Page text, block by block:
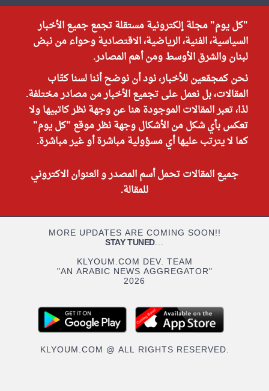
"كل يوم" مجلة إلكترونية مستقلة تجمع جميع الأخبار
السياسية، الفنية، الرياضية، الاقتصادية وحواء من نبض
لبنان والشرق الأوسط ومن أهم المصادر.
نحن كمجمّعين للأخبار، نود أن نوضح أننا لسنا كتّاب
المقالات، بل نعمل على تجميع الأخبار من مصادر مختلفة.
لذا، تعبر المقالات الموجودة هنا عن وجهة نظر كاتبيها ولا
تعكس بأي شكل من الأشكال وجهة نظر موقع "كل يوم"
كما لا يترتب عليها أي مسؤولية مباشرة أو غير مباشرة.
جميع المقالات تحمل أسم المصدر و العنوان الاكتروني
للمقالة.
MORE UPDATES ARE COMING SOON!!
STAY TUNED...
KLYOUM.COM DEV. TEAM
"AN ARABIC NEWS AGGREGATOR"
2026
KLYOUM.COM @ ALL RIGHTS RESERVED.